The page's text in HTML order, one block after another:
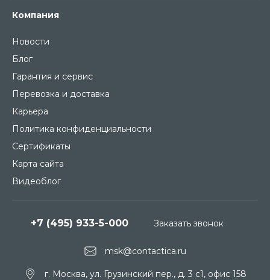
Компания
Новости
Блог
Гарантия и сервис
Перевозка и доставка
Карьера
Политика конфиденциальности
Сертификаты
Карта сайта
Видеоблог
msk@contactica.ru
+7 (495) 933-5-000
г. Москва, ул. Грузинский пер., д. 3 c1, офис 158
Заказать звонок